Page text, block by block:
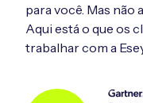
para você. Mas não
Aqui está o que os
trabalhar com a